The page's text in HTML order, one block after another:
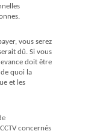
vous serez
dû. Si vous
doit être
quoi la
et les
concernés